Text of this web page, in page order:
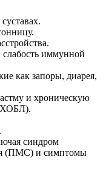
слабость иммунной
как запоры, диарея,
и хроническую
синдром
(ПМС) и симптомы